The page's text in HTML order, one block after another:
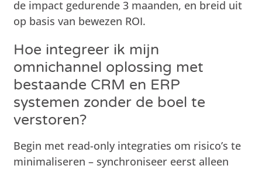
de impact gedurende 3 maanden, en breid uit
op basis van bewezen ROI.
Hoe integreer ik mijn
omnichannel oplossing met
bestaande CRM en ERP
systemen zonder de boel te
verstoren?
Begin met read-only integraties om risico’s te
minimaliseren – synchroniseer eerst alleen